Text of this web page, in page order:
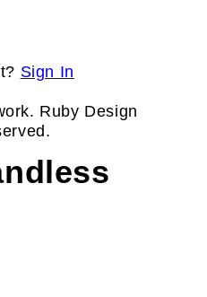
Sign In
Ruby Design